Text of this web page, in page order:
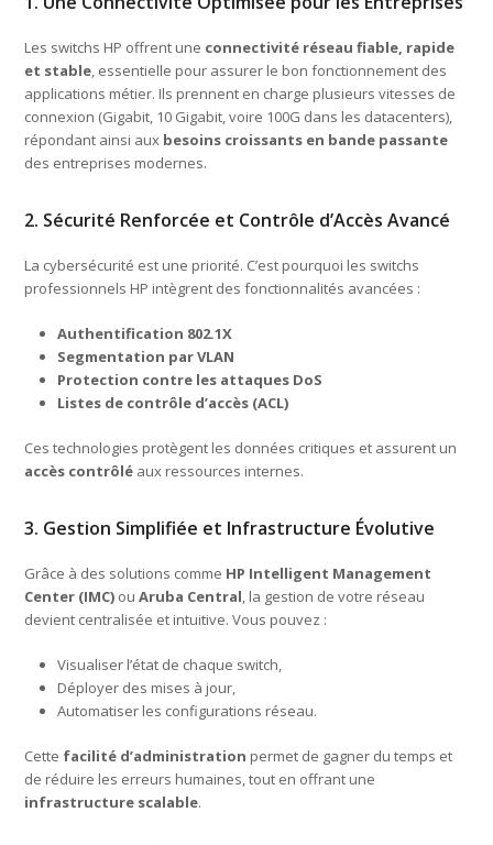
Les switchs HP offrent une connectivité réseau fiable, rapide
et stable, essentielle pour assurer le bon fonctionnement des
applications métier. Ils prennent en charge plusieurs vitesses de
connexion (Gigabit, 10 Gigabit, voire 100G dans les datacenters),
répondant ainsi aux besoins croissants en bande passante
des entreprises modernes.
2. Sécurité Renforcée et Contrôle d’Accès Avancé
La cybersécurité est une priorité. C’est pourquoi les switchs
professionnels HP intègrent des fonctionnalités avancées :
Authentification 802.1X
Segmentation par VLAN
Protection contre les attaques DoS
Listes de contrôle d’accès (ACL)
Ces technologies protègent les données critiques et assurent un
accès contrôlé aux ressources internes.
3. Gestion Simplifiée et Infrastructure Évolutive
Grâce à des solutions comme HP Intelligent Management
Center (IMC) ouAruba Central, la gestion de votre réseau
devient centralisée et intuitive. Vous pouvez :
Visualiser l’état de chaque switch,
Déployer des mises à jour,
Automatiser les configurations réseau.
Cette facilité d’administration permet de gagner du temps et
de réduire les erreurs humaines, tout en offrant une
infrastructure scalable.